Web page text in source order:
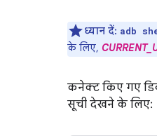
ध्यान दें: adb
के लिए,
कनेक्ट किए गए
सूची देखने के लिए: